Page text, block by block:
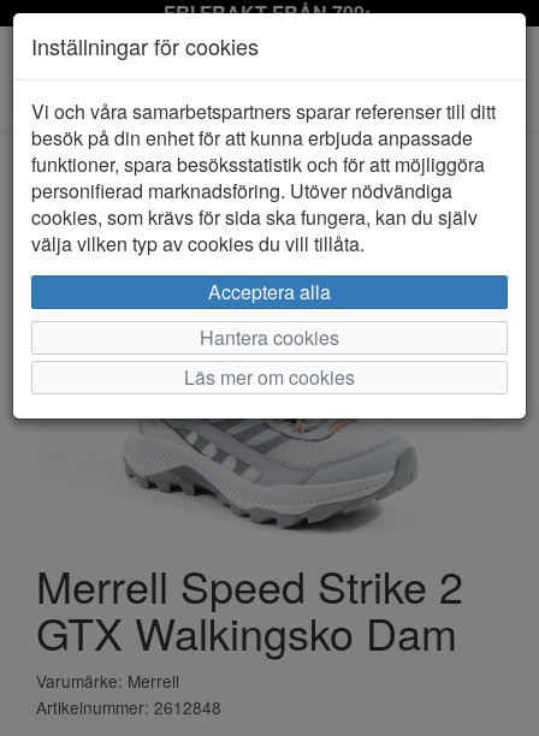
FRI FRAKT FRÅN 799:-
Toggle
navigation
HEM MERRELL
Merrell Speed Strike 2
GTX Walkingsko Dam
Varumärke: Merrell
Artikelnummer: 2612848
Inställningar för cookies
Vi och våra samarbetspartners sparar referenser till ditt
besök på din enhet för att kunna erbjuda anpassade
funktioner, spara besöksstatistik och för att möjliggöra
personifierad marknadsföring. Utöver nödvändiga
cookies, som krävs för sida ska fungera, kan du själv
välja vilken typ av cookies du vill tillåta.
Acceptera alla
Hantera cookies
Läs mer om cookies